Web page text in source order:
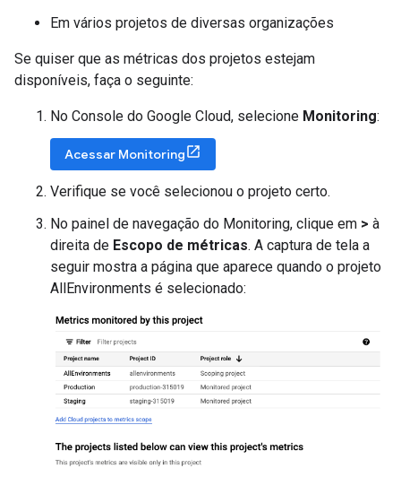
Em vários projetos de diversas organizações
Se quiser que as métricas dos projetos estejam
disponíveis, faça o seguinte:
No Console do Google Cloud, selecione Monitoring:
Acessar Monitoring
Verifique se você selecionou o projeto certo.
No painel de navegação do Monitoring, clique em > à
direita de Escopo de métricas. A captura de tela a
seguir mostra a página que aparece quando o projeto
AllEnvironments é selecionado: